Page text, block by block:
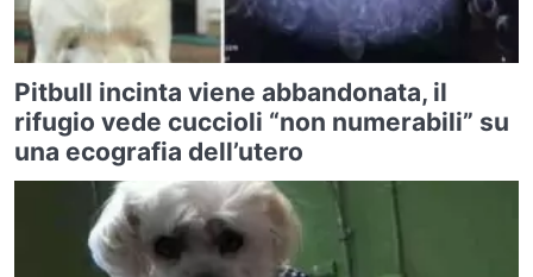
Pitbull incinta viene abbandonata, il
rifugio vede cuccioli “non numerabili” su
una ecografia dell’utero